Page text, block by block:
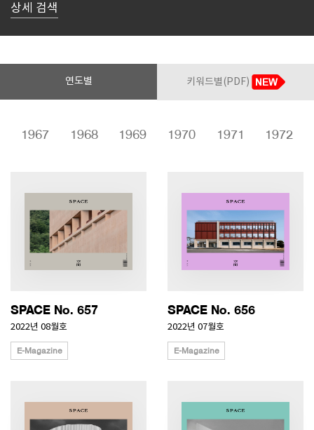
SPACE 소개
상세 검색
연도별 키워드별(PDF)
1967 1968 1969 1970 1971 1972
SPACE No. 657
2022년 08월호
E-Magazine
SPACE No. 656
2022년 07월호
E-Magazine